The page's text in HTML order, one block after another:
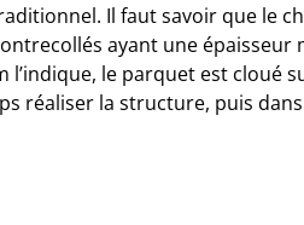
Il faut savoir que le
ayant une
l’indique, le parquet est cloué
réaliser la structure, puis